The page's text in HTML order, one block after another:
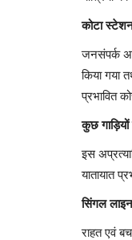
कोटा
जनसंपर्क
किया गया
प्रभावित
कुछ
इस
यातायात
सिंगल
राहत एवं